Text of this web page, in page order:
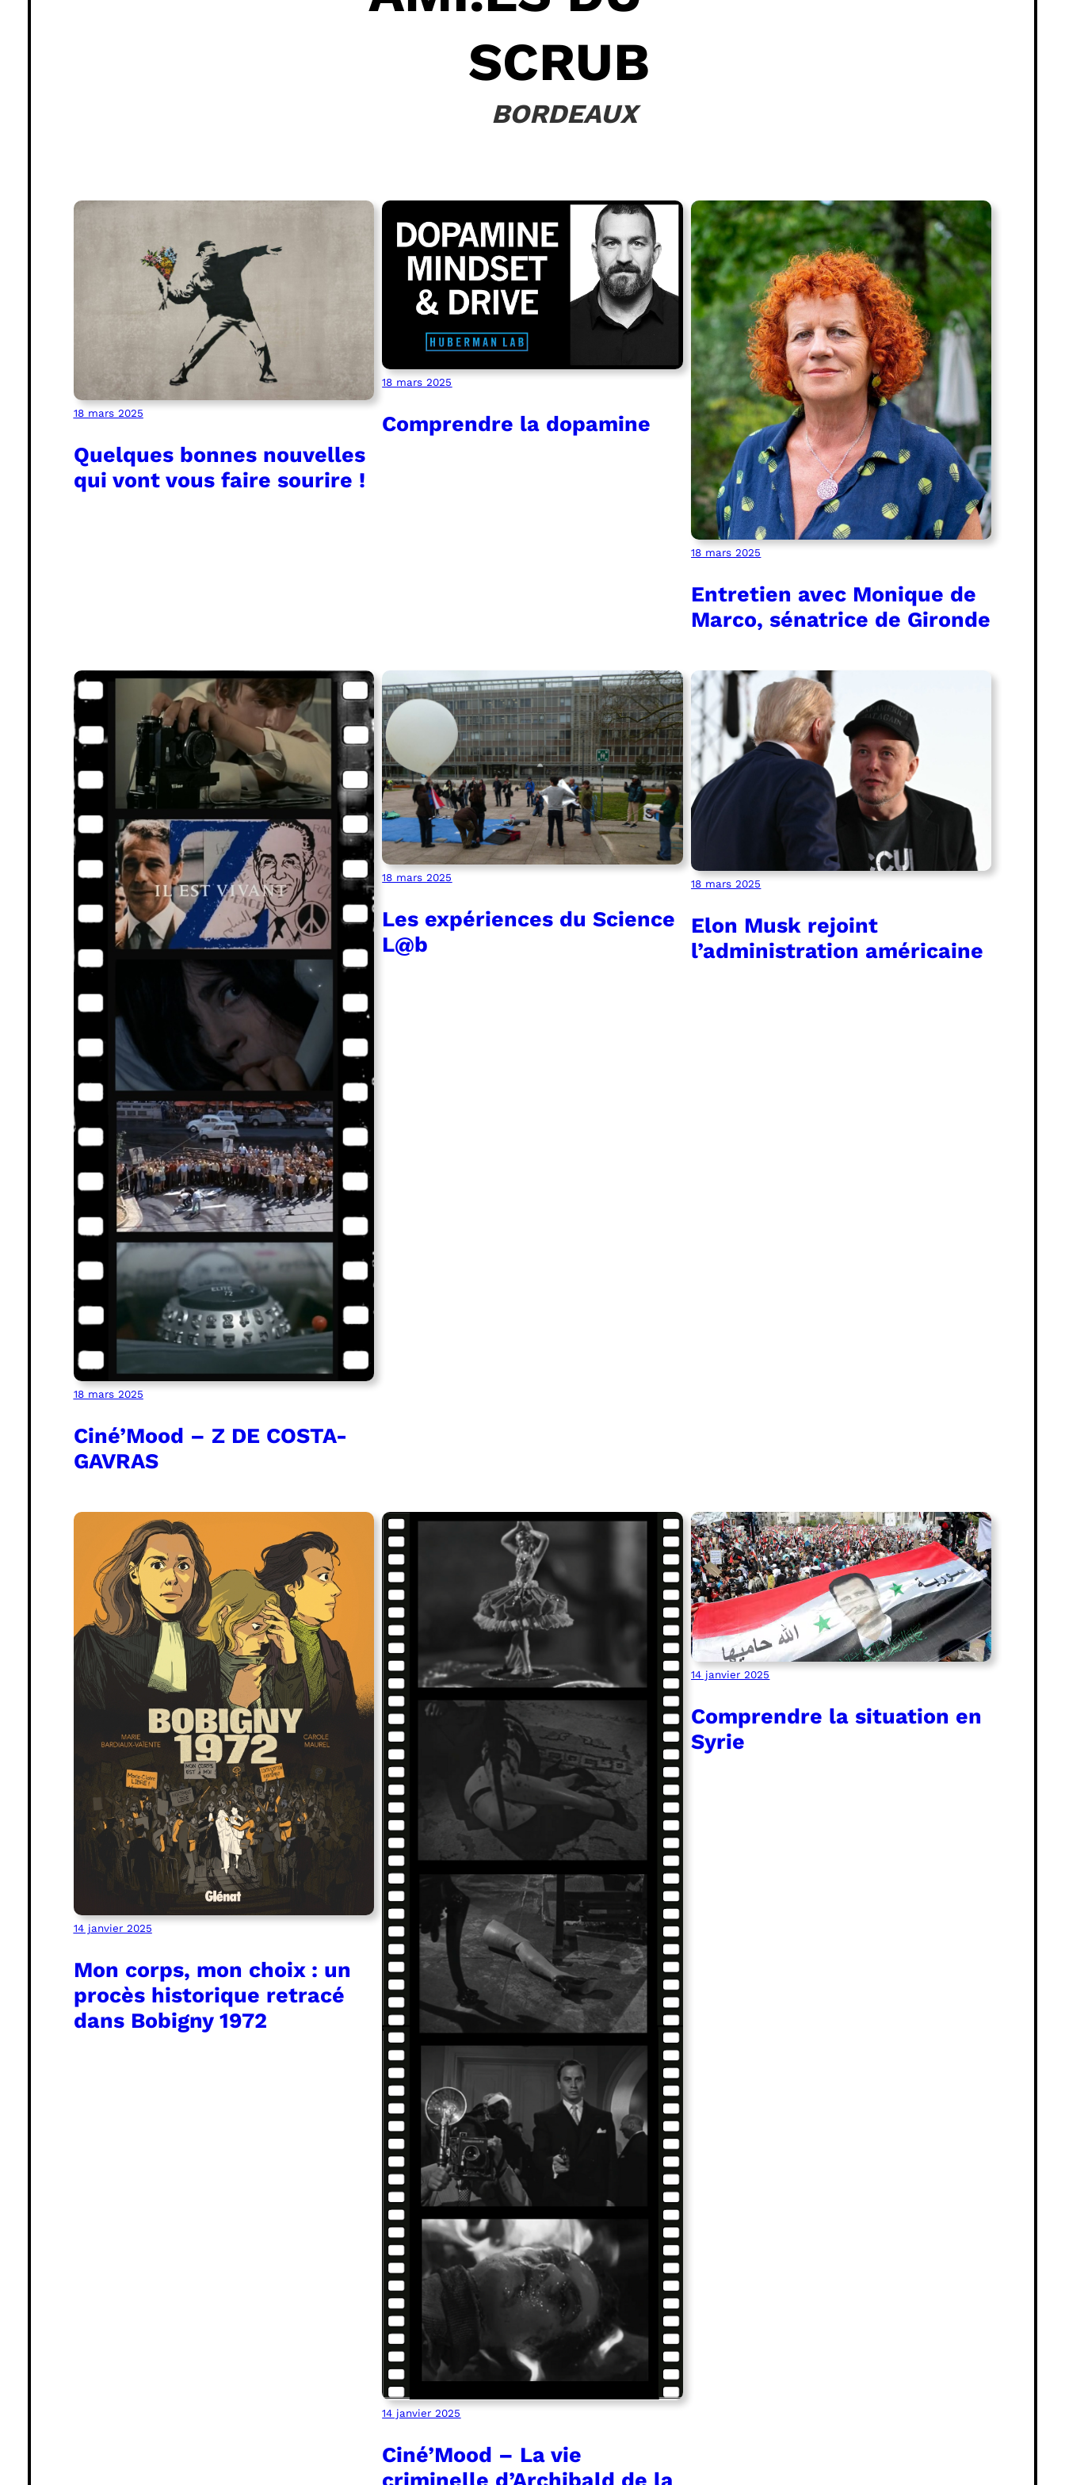
SCRUB
BORDEAUX
18 mars 2025
Quelques bonnes nouvelles
qui vont vous faire sourire !
18 mars 2025
Comprendre la dopamine
18 mars 2025
Entretien avec Monique de
Marco, sénatrice de Gironde
18 mars 2025
Ciné’Mood – Z DE COSTA-
GAVRAS
18 mars 2025
Les expériences du Science
L@b
18 mars 2025
Elon Musk rejoint
l’administration américaine
14 janvier 2025
Mon corps, mon choix : un
procès historique retracé
dans Bobigny 1972
14 janvier 2025
Ciné’Mood – La vie
14 janvier 2025
Comprendre la situation en
Syrie